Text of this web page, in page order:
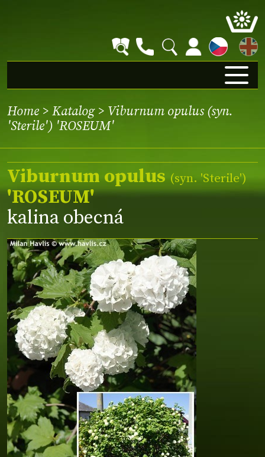
EN
Home > Katalog> Viburnum opulus (syn.
'Sterile') 'ROSEUM'
Viburnum opulus (syn. 'Sterile')
'ROSEUM'
kalina obecná